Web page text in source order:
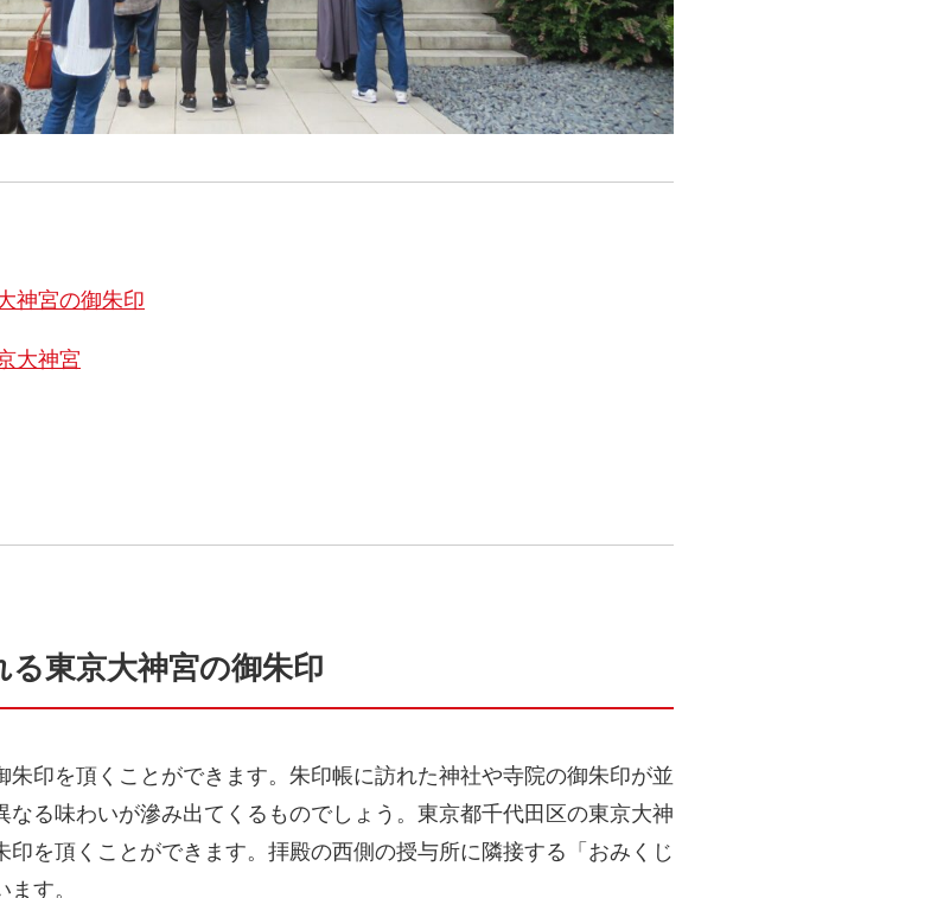
神宮の御朱印
大神宮
東京大神宮の御朱印
印を頂くことができます。朱印帳に訪れた神社や寺院の御朱印が並
る味わいが滲み出てくるものでしょう。東京都千代田区の東京大神
を頂くことができます。拝殿の西側の授与所に隣接する「おみくじ
す。